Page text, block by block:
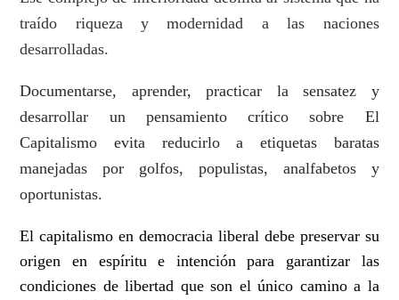
traído riqueza y modernidad a las naciones
desarrolladas.
Documentarse, aprender, practicar la sensatez y
desarrollar un pensamiento crítico sobre El
Capitalismo evita reducirlo a etiquetas baratas
manejadas por golfos, populistas, analfabetos y
oportunistas.
El capitalismo en democracia liberal debe preservar su
origen en espíritu e intención para garantizar las
condiciones de libertad que son el único camino a la